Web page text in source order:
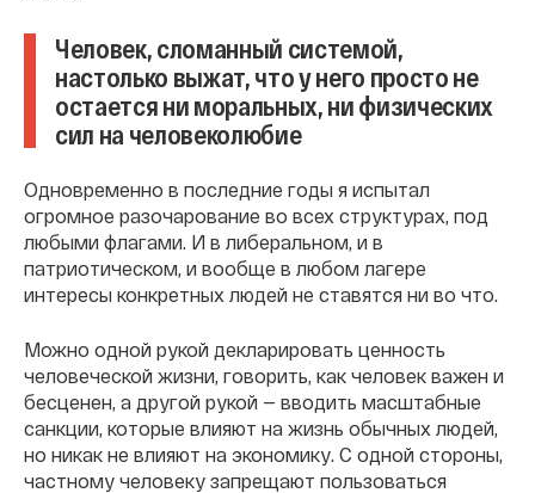
Человек, сломанный системой,
настолько выжат, что у него просто не
остается ни моральных, ни физических
сил на человеколюбие
Одновременно в последние годы я испытал
огромное разочарование во всех структурах, под
любыми флагами. И в либеральном, и в
патриотическом, и вообще в любом лагере
интересы конкретных людей не ставятся ни во что.
Можно одной рукой декларировать ценность
человеческой жизни, говорить, как человек важен и
бесценен, а другой рукой — вводить масштабные
санкции, которые влияют на жизнь обычных людей,
но никак не влияют на экономику. С одной стороны,
частному человеку запрещают пользоваться